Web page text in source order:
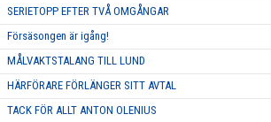
SERIETOPP EFTER TVÅ OMGÅNGAR
Försäsongen är igång!
MÅLVAKTSTALANG TILL LUND
HÄRFÖRARE FÖRLÄNGER SITT AVTAL
TACK FÖR ALLT ANTON OLENIUS